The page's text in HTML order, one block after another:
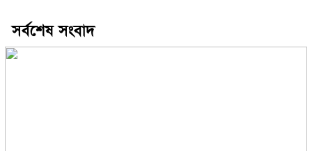
সর্বশেষ সংবাদ